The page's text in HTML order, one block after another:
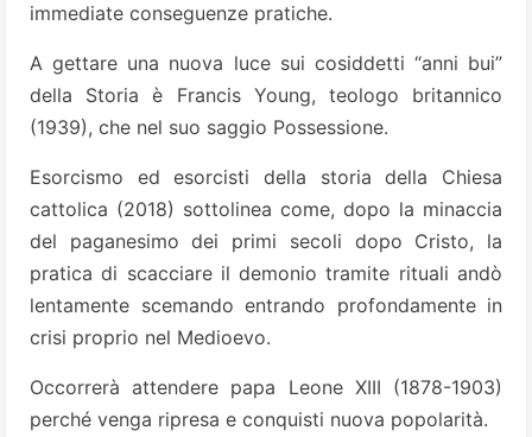
immediate conseguenze pratiche.
A gettare una nuova luce sui cosiddetti “anni bui”
della Storia è Francis Young, teologo britannico
(1939), che nel suo saggio Possessione.
Esorcismo ed esorcisti della storia della Chiesa
cattolica (2018) sottolinea come, dopo la minaccia
del paganesimo dei primi secoli dopo Cristo, la
pratica di scacciare il demonio tramite rituali andò
lentamente scemando entrando profondamente in
crisi proprio nel Medioevo.
Occorrerà attendere papa Leone XIII (1878-1903)
perché venga ripresa e conquisti nuova popolarità.